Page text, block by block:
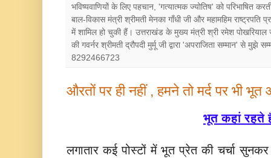
भविष्यवाणियों के लिए पहचान, 'गत्यात्मक ज्योतिष' को परिभाषित
बाल-विकास मंत्री श्रीमती मेनका गाँधी जी और महामहिम
में शामिल हो चुकी हैं। उत्तराखंड के मुख्य मंत्री श्री रमेश पोखरियाल
की गवर्नर श्रीमती द्रौपदी मुर्मू जी द्वारा 'अपराजिता सम्मान' से
8292466723
औरतों पर ही नहीं , हमने तो मर्द पर भी
भूत कहां रहते
लगातार कई पोस्‍टों में भूत प्रेत की चर्चा